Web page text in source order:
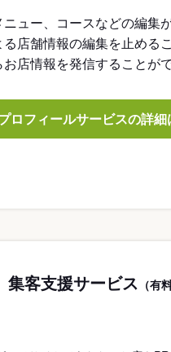
ュー、コースなどの編集が
店舗情報の編集を止める
店情報を発信することがで
ロフィールサービスの詳細
集客支援サービス （有